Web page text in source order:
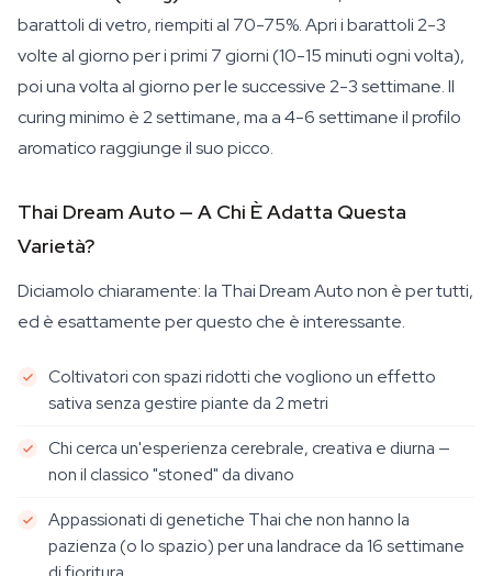
barattoli di vetro, riempiti al 70-75%. Apri i barattoli 2-3
volte al giorno per i primi 7 giorni (10-15 minuti ogni volta),
poi una volta al giorno per le successive 2-3 settimane. Il
curing minimo è 2 settimane, ma a 4-6 settimane il profilo
aromatico raggiunge il suo picco.
Thai Dream Auto — A Chi È Adatta Questa
Varietà?
Diciamolo chiaramente: la Thai Dream Auto non è per tutti,
ed è esattamente per questo che è interessante.
Coltivatori con spazi ridotti che vogliono un effetto
sativa senza gestire piante da 2 metri
Chi cerca un'esperienza cerebrale, creativa e diurna —
non il classico "stoned" da divano
Appassionati di genetiche Thai che non hanno la
pazienza (o lo spazio) per una landrace da 16 settimane